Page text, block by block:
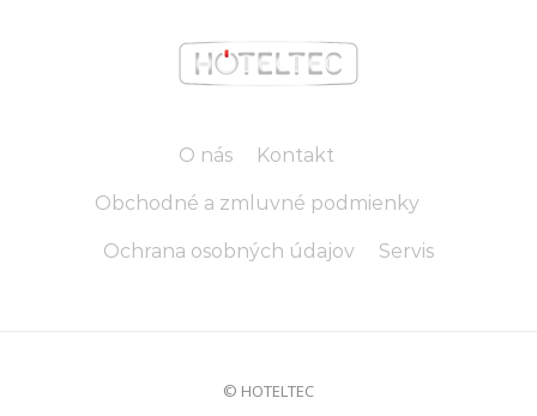
O nás Kontakt
Obchodné a zmluvné podmienky
Ochrana osobných údajov Servis
© HOTELTEC